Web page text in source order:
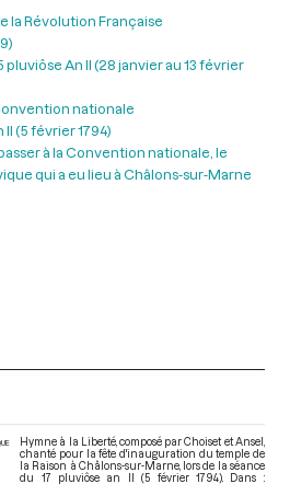
la Révolution Française
pluviôse An II (28 janvier au 13 février
nationale
(5 février 1794)
à la Convention nationale, le
qui a eu lieu à Châlons-sur-Marne
Hymne à la Liberté, composé par Choiset et Ansel,
chanté pour la fête d'inauguration du temple de
la Raison à Châlons-sur-Marne, lors de la séance
du 17 pluviôse an II (5 février 1794). Dans :